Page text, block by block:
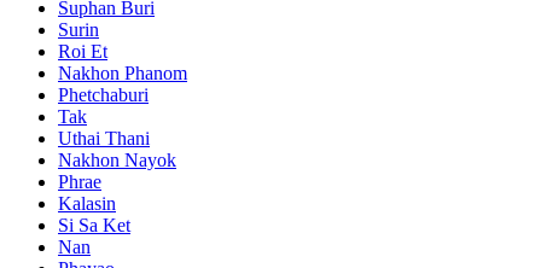
Suphan Buri
Surin
Roi Et
Nakhon Phanom
Phetchaburi
Tak
Uthai Thani
Nakhon Nayok
Phrae
Kalasin
Si Sa Ket
Nan